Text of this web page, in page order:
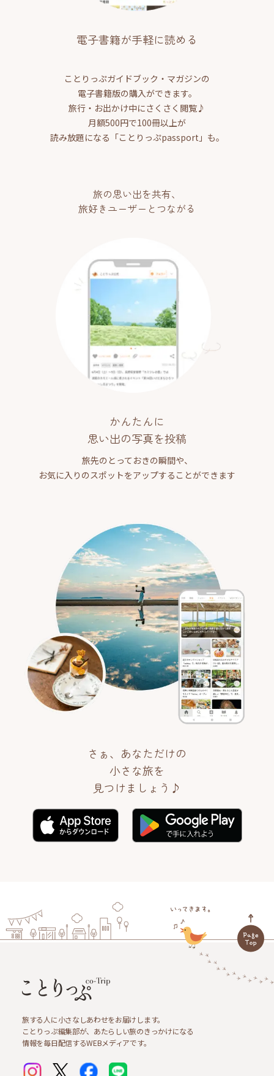
電子書籍が手軽に読める
ことりっぷガイドブック・マガジンの
電子書籍版の購入ができます。
旅行・お出かけ中にさくさく閲覧♪
月額500円で100冊以上が
読み放題になる「ことりっぷpassport」も。
旅の思い出を共有、
旅好きユーザーとつながる
かんたんに
思い出の写真を投稿
旅先のとっておきの瞬間や、
お気に入りのスポットをアップすることができます
さぁ、あなただけの
小さな旅を
見つけましょう♪
旅する人に小さなしあわせをお届けします。
ことりっぷ編集部が、あたらしい旅のきっかけになる
情報を毎日配信するWEBメディアです。